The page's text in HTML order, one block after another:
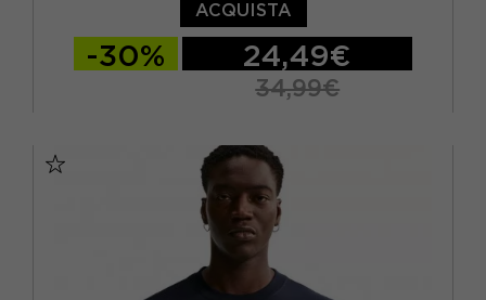
ACQUISTA
-30% 24,49€
34,99€